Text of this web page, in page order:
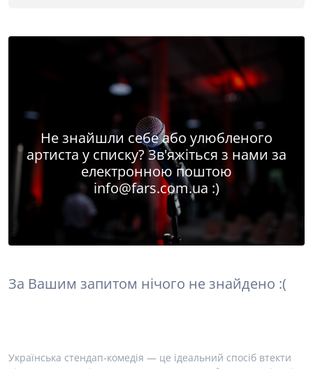
Не знайшли себе або улюбленого
артиста у списку? Зв'яжіться з нами за
електронною поштою
info@fars.com.ua :)
За Вашим запитом нічого не знайдено :(
Українська стендап-комедія — це ідеальний спосіб втекти